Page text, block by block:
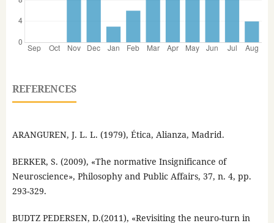
REFERENCES
ARANGUREN, J. L. L. (1979), Ética, Alianza, Madrid.
BERKER, S. (2009), «The normative Insignificance of
Neuroscience», Philosophy and Public Affairs, 37, n. 4, pp.
293-329.
BUDTZ PEDERSEN, D.(2011), «Revisiting the neuro-turn in